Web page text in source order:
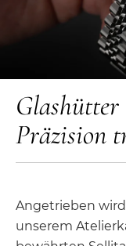
Präzision
Angetrieben
unserem